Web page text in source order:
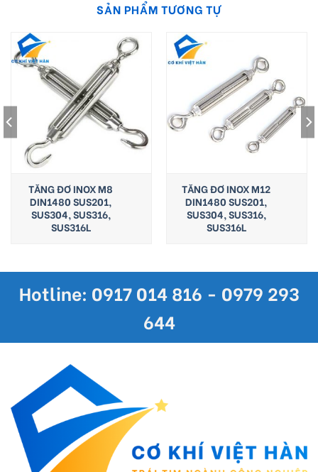
SẢN PHẨM TƯƠNG TỰ
TĂNG ĐƠ INOX M8
DIN1480 SUS201,
SUS304, SUS316,
SUS316L
TĂNG ĐƠ INOX M12
DIN1480 SUS201,
SUS304, SUS316,
SUS316L
Hotline: 0917 014 816 - 0979 293
644